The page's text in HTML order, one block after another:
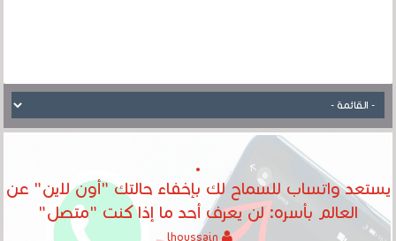
يستعد واتساب للسماح لك بإخفاء حالتك "أون لاين" عن
العالم بأسره: لن يعرف أحد ما إذا كنت "متصل"
lhoussain